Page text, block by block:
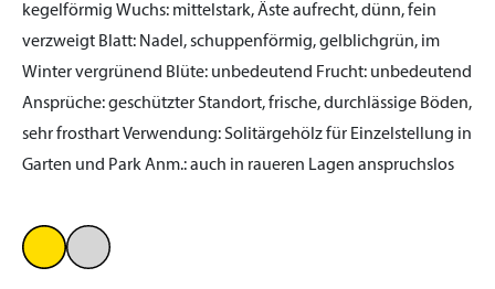
kegelförmig Wuchs: mittelstark, Äste aufrecht, dünn, fein
verzweigt Blatt: Nadel, schuppenförmig, gelblichgrün, im
Winter vergrünend Blüte: unbedeutend Frucht: unbedeutend
Ansprüche:geschützter Standort, frische, durchlässige Böden,
sehr frosthartVerwendung:Solitärgehölz für Einzelstellung in
Garten und ParkAnm.:auch in raueren Lagen anspruchslos